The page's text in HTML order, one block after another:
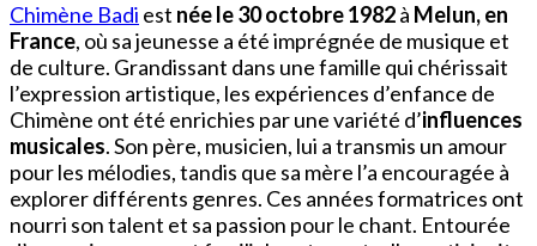
Chimène Badi est née le 30 octobre 1982à Melun, en
France, où sa jeunesse a été imprégnée de musique et
de culture. Grandissant dans une famille qui chérissait
l’expression artistique, les expériences d’enfance de
Chimène ont été enrichies par une variété d’influences
musicales. Son père, musicien, lui a transmis un amour
pour les mélodies, tandis que sa mère l’a encouragée à
explorer différents genres. Ces années formatrices ont
nourri son talent et sa passion pour le chant. Entourée